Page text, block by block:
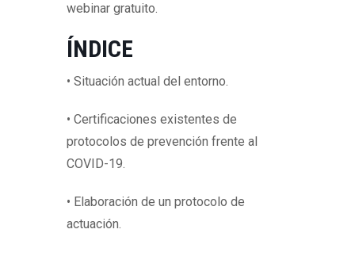
webinar gratuito.
ÍNDICE
• Situación actual del entorno.
• Certificaciones existentes de
protocolos de prevención frente al
COVID-19.
• Elaboración de un protocolo de
actuación.